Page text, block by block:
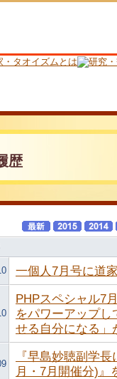
歴
一個人7月号に道
PHPスペシャル7
をパワーアップ
せる自分になる」
『早島妙聴副学
月・7月開催分)』